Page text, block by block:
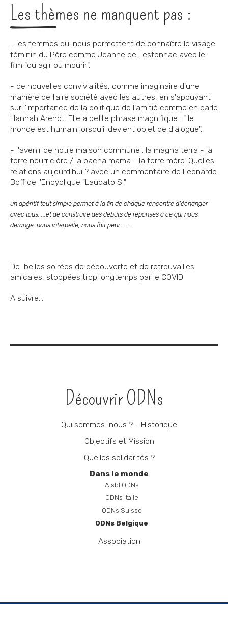
Les thèmes ne manquent pas :
- les femmes qui nous permettent de connaître le visage
féminin du Père comme Jeanne de Lestonnac avec le
film "ou agir ou mourir".
- de nouvelles convivialités, comme imaginaire d'une
manière de faire société avec les autres, en s'appuyant
sur l'importance de la politique de l'amitié comme en parle
Hannah Arendt. Elle a cette phrase magnifique : " le
monde est humain lorsqu'il devient objet de dialogue".
- l'avenir de notre maison commune : la magna terra - la
terre nourricière / la pacha mama - la terre mère. Quelles
relations aujourd'hui ? avec un commentaire de Leonardo
Boff de l'Encyclique "Laudato Si"
un apéritif tout simple permet à la fin de chaque rencontre d'échanger
avec tous, ...et de construire des débuts de réponses à ce qui nous
dérange, nous interpelle, nous fait peur,
De belles soirées de découverte et de retrouvailles
amicales, stoppées trop longtemps par le COVID
A suivre….
Découvrir ODNs
Qui sommes-nous ? - Historique
Objectifs et Mission
Quelles solidarités ?
Dans le monde
Aisbl ODNs
ODNs Italie
ODNs Suisse
ODNs Belgique
Association